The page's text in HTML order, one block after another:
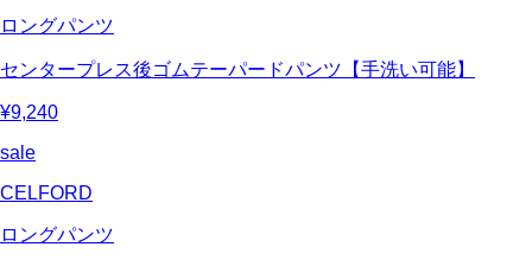
ロングパンツ
センタープレス後ゴムテーパードパンツ【手洗い可能】
¥9,240
sale
CELFORD
ロングパンツ